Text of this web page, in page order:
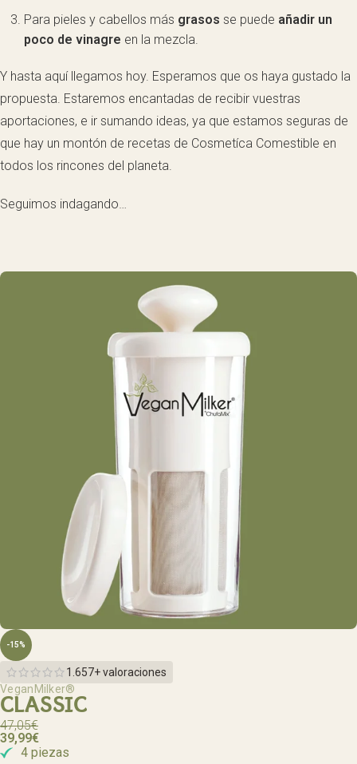
Para pieles y cabellos más grasos se puede añadir un
poco de vinagre en la mezcla.
Y hasta aquí llegamos hoy. Esperamos que os haya gustado la
propuesta. Estaremos encantadas de recibir vuestras
aportaciones, e ir sumando ideas, ya que estamos seguras de
que hay un montón de recetas de Cosmetíca Comestible en
todos los rincones del planeta.
Seguimos indagando…
-15%
1.657+ valoraciones
VeganMilker®
CLASSIC
47,05€
39,99€
4 piezas